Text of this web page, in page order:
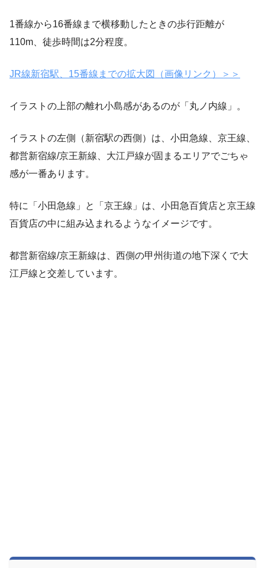
1番線から16番線まで横移動したときの歩行距離が
110m、徒歩時間は2分程度。
JR線新宿駅、15番線までの拡大図（画像リンク）＞＞
イラストの上部の離れ小島感があるのが「丸ノ内線」。
イラストの左側（新宿駅の西側）は、小田急線、京王線、
都営新宿線/京王新線、大江戸線が固まるエリアでごちゃ
感が一番あります。
特に「小田急線」と「京王線」は、小田急百貨店と京王線
百貨店の中に組み込まれるようなイメージです。
都営新宿線/京王新線は、西側の甲州街道の地下深くで大
江戸線と交差しています。